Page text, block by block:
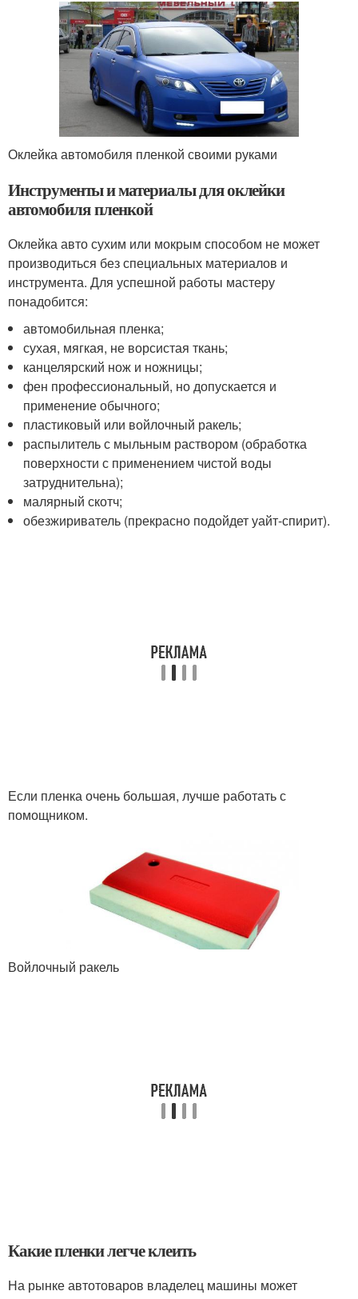
Оклейка автомобиля пленкой своими руками
Инструменты и материалы для оклейки
автомобиля пленкой
Оклейка авто сухим или мокрым способом не может
производиться без специальных материалов и
инструмента. Для успешной работы мастеру
понадобится:
автомобильная пленка;
сухая, мягкая, не ворсистая ткань;
канцелярский нож и ножницы;
фен профессиональный, но допускается и
применение обычного;
пластиковый или войлочный ракель;
распылитель с мыльным раствором (обработка
поверхности с применением чистой воды
затруднительна);
малярный скотч;
обезжириватель (прекрасно подойдет уайт-спирит).
Если пленка очень большая, лучше работать с
помощником.
Войлочный ракель
Какие пленки легче клеить
На рынке автотоваров владелец машины может